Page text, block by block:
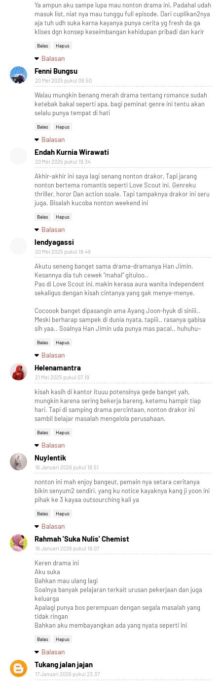
Ya ampun aku sampe lupa mau nonton drama ini. Padahal udah
masuk list, niat nya mau tunggu full episode. Dari cuplikan2nya
aja tuh udh suka karna kayanya punya cerita yg fresh da ga
klises dgn konsep keseimbangan kehidupan pribadi dan karir
Balas Hapus
Balasan
Fenni Bungsu
20 Mei 2025 pukul 06.50
Walau mungkin benang merah drama tentang romance sudah
ketebak bakal seperti apa, bagi peminat genre ini tentu akan
selalu punya tempat di hati
Balas Hapus
Balasan
Endah Kurnia Wirawati
20 Mei 2025 pukul 19.34
Akhir-akhir ini saya lagi senang nonton drakor, Tapi jarang
nonton bertema romantis seperti Love Scout ini. Genreku
thriller, horor Dan action soale. Tapi tampaknya drakor ini seru
juga. Bisalah kucoba nonton weekend ini
Balas Hapus
Balasan
lendyagassi
20 Mei 2025 pukul 19.49
Akutu seneng banget sama drama-dramanya Han Jimin.
Kesannya dia tuh cewek "mahal" gituloo..
Pas di Love Scout ini, makin kerasa aura wanita independent
sekaligus dengan kisah cintanya yang gak menye-menye.
Cocoook banget dipasangin ama Ayang Joon-hyuk di siniii..
Meski berharap sampek di dunia nyata, tapiii.. rasanya gabisa
sih yaa.. Soalnya Han Jimin uda punya mas pacal.. huhuhu~
Balas Hapus
Balasan
Helenamantra
21 Mei 2025 pukul 07.19
kisah kasih di kantor ituuu potensinya gede banget yah,
mungkin karena sering bekerja bareng, ketemu hampir tiap
hari. Tapi di samping drama percintaan, nonton drakor ini
sambil belajar masalah mengelola perusahaan.
Balas Hapus
Balasan
Nuylentik
16 Januari 2026 pukul 18.51
nonton ini mah enjoy bangeut, pemain nya setara ceritanya
bikin senyum2 sendiri. yang ku notice kayaknya kang ji yoon ini
pihak ke 3 kayaa outsourching kali ya
Balas Hapus
Balasan
Rahmah 'Suka Nulis' Chemist
16 Januari 2026 pukul 19.07
Keren drama ini
Aku suka
Bahkan mau ulang lagi
Soalnya banyak pelajaran terkait urusan pekerjaan dan juga
keluarga
Apalagi punya bos perempuan dengan segala masalah yang
tidak ringan
Bahkan aku membayangkan ada yang nyata seperti ini
Balas Hapus
Balasan
Tukang jalan jajan
17 Januari 2026 pukul 23.37
Designed with byWay2Themes